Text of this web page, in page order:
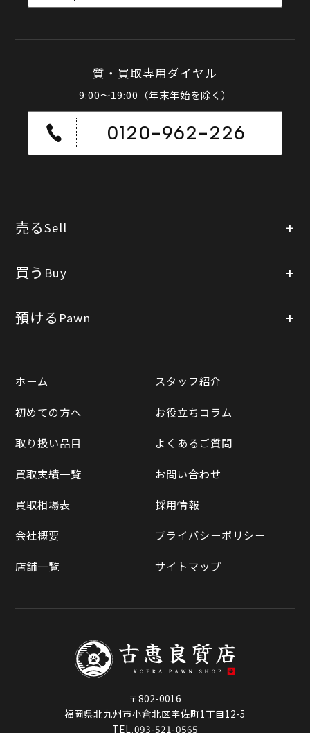
質・買取専用ダイヤル
9:00～19:00（年末年始を除く）
0120-962-226
売るSell
店頭買取
宅配買取
LINE査定
買取実績一覧
買取相場表
買う Buy
公式オンラインショップ
Yahooショッピング
Yahoo!オークション
メルカリ
ラクマ
預ける Pawn
ホーム
初めての方へ
取り扱い品目
買取実績一覧
買取相場表
会社概要
店舗一覧
スタッフ紹介
お役立ちコラム
よくあるご質問
お問い合わせ
採用情報
プライバシーポリシー
サイトマップ
〒802-0016
福岡県北九州市小倉北区宇佐町1丁目12-5
TEL.093-521-0565